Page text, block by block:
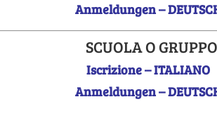
Anmeldungen –
SCUOLA O GRUPPO
Iscrizione – ITALIANO
Anmeldungen –